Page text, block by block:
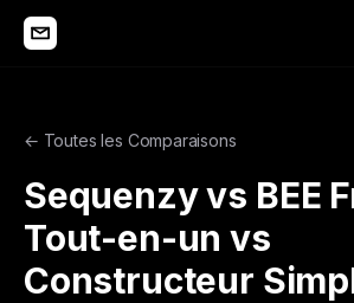
← Toutes les Comparaisons
Sequenzy vs BEE
Tout-en-un vs
Constructeur